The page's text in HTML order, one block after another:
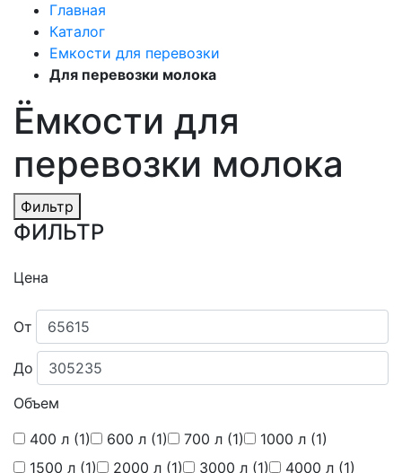
Главная
Каталог
Емкости для перевозки
Для перевозки молока
Ёмкости для
перевозки молока
Фильтр
ФИЛЬТР
Цена
От
До
Объем
400 л (1) 600 л (1) 700 л (1) 1000 л (1)
1500 л (1) 2000 л (1) 3000 л (1) 4000 л (1)